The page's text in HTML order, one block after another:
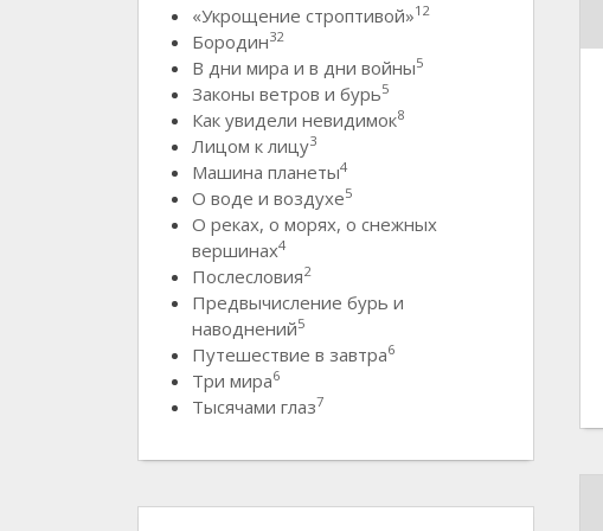
«Укрощение строптивой»12
Бородин32
В дни мира и в дни войны5
Законы ветров и бурь5
Как увидели невидимок8
Лицом к лицу3
Машина планеты4
О воде и воздухе5
О реках, о морях, о снежных
вершинах4
Послесловия2
Предвычисление бурь и
наводнений5
Путешествие в завтра6
Три мира6
Тысячами глаз7